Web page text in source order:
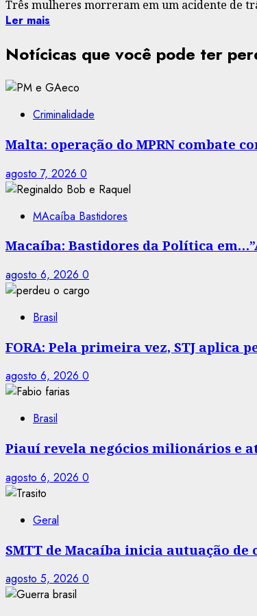
Três mulheres morreram em um acidente de
Ler mais
Notícicas que você pode ter
Criminalidade
Malta: operação do MPRN combate
agosto 7, 2026 0
MAcaíba Bastidores
Macaíba: Bastidores da Política
agosto 6, 2026 0
Brasil
FORA: Pela primeira vez, STJ
agosto 6, 2026 0
Brasil
Piauí revela negócios milionários e
agosto 6, 2026 0
Geral
SMTT de Macaíba inicia autuação
agosto 5, 2026 0